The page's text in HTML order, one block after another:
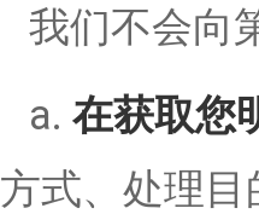
我们不会向
a. 在获取您
方式、处理